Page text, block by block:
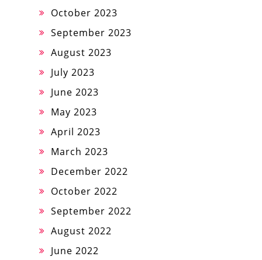
October 2023
September 2023
August 2023
July 2023
June 2023
May 2023
April 2023
March 2023
December 2022
October 2022
September 2022
August 2022
June 2022